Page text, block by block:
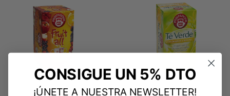
CONSIGUE UN 5% DTO
¡ÚNETE A NUESTRA NEWSLETTER!